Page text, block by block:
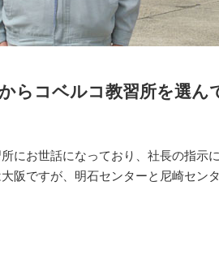
らコベルコ教習所を選ん
にお世話になっており、社長の指示
阪ですが、明石センターと尼崎セン